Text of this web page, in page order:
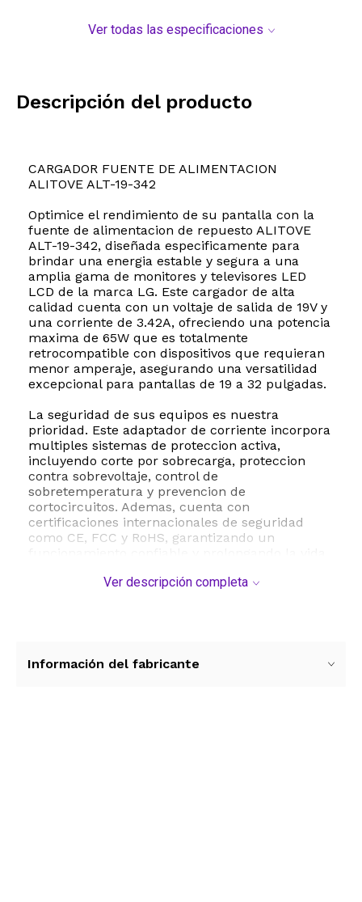
Ver todas las especificaciones
Descripción del producto
CARGADOR FUENTE DE ALIMENTACION
ALITOVE ALT-19-342
Optimice el rendimiento de su pantalla con la
fuente de alimentacion de repuesto ALITOVE
ALT-19-342, diseñada especificamente para
brindar una energia estable y segura a una
amplia gama de monitores y televisores LED
LCD de la marca LG. Este cargador de alta
calidad cuenta con un voltaje de salida de 19V y
una corriente de 3.42A, ofreciendo una potencia
maxima de 65W que es totalmente
retrocompatible con dispositivos que requieran
menor amperaje, asegurando una versatilidad
excepcional para pantallas de 19 a 32 pulgadas.
La seguridad de sus equipos es nuestra
prioridad. Este adaptador de corriente incorpora
multiples sistemas de proteccion activa,
incluyendo corte por sobrecarga, proteccion
contra sobrevoltaje, control de
sobretemperatura y prevencion de
cortocircuitos. Ademas, cuenta con
certificaciones internacionales de seguridad
como CE, FCC y RoHS, garantizando un
El conector de salida tipo plug de 6.5 mm x 4.4
Ver descripción completa
Información del fabricante